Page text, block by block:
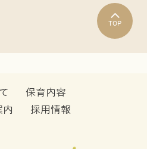
TOP
保育内容
内
採用情報